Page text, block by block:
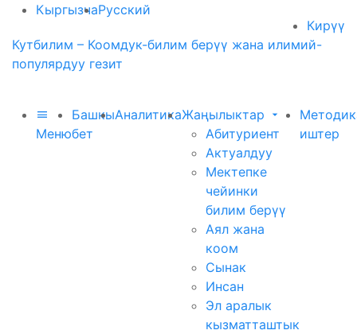
КыргызчаРусский
Кирүү
Кутбилим – Коомдук-билим берүү жана илимий-
популярдуу гезит
Меню
Башкы
бет
АналитикаЖаңылыктар
Абитуриент
Актуалдуу
Мектепке
чейинки
билим берүү
Аял жана
коом
Сынак
Инсан
Эл аралык
кызматташтык
иштер